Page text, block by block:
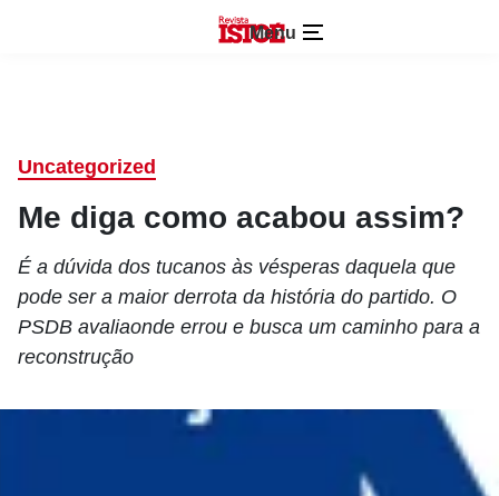
Menu
Uncategorized
Me diga como acabou assim?
É a dúvida dos tucanos às vésperas daquela que
pode ser a maior derrota da história do partido. O
PSDB avaliaonde errou e busca um caminho para a
reconstrução